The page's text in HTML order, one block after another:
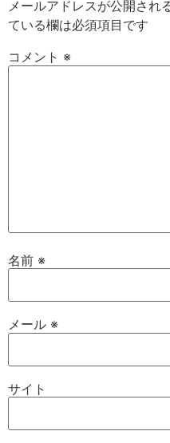
メールアドレスが公開され
ている欄は必須項目です
コメント ※
名前 ※
メール ※
サイト